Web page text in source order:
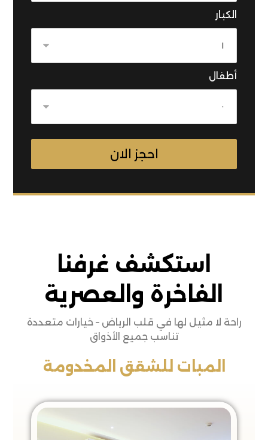
الكبار
أطفال
استكشف غرفنا
الفاخرة والعصرية
راحة لا مثيل لها في قلب الرياض – خيارات متعددة
تناسب جميع الأذواق
المبات للشقق المخدومة